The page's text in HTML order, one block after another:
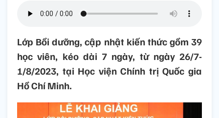
Lớp Bồi dưỡng, cập nhật kiến thức gồm 39
học viên, kéo dài 7 ngày, từ ngày 26/7-
1/8/2023, tại Học viện Chính trị Quốc gia
Hồ Chí Minh.